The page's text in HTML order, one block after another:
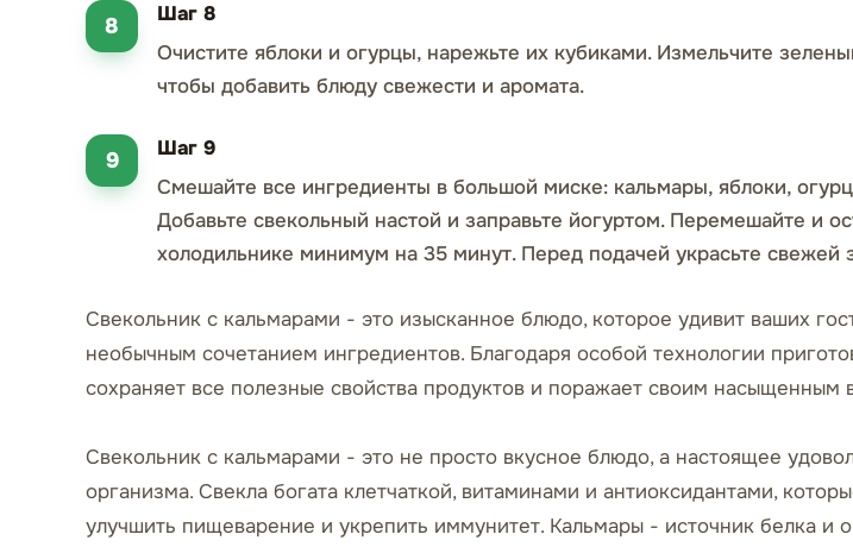
Шаг 8
Очистите яблоки и огурцы, нарежьте их кубиками. Измельчите
чтобы добавить блюду свежести и аромата.
Шаг 9
Смешайте все ингредиенты в большой миске: кальмары, яблоки,
Добавьте свекольный настой и заправьте йогуртом. Перемешайте и
холодильнике минимум на 35 минут. Перед подачей украсьте свежей
Свекольник с кальмарами - это изысканное блюдо, которое удивит ваших
необычным сочетанием ингредиентов. Благодаря особой технологии
сохраняет все полезные свойства продуктов и поражает своим насыщенным
Свекольник с кальмарами - это не просто вкусное блюдо, а настоящее
организма. Свекла богата клетчаткой, витаминами и антиоксидантами,
улучшить пищеварение и укрепить иммунитет. Кальмары - источник белка и